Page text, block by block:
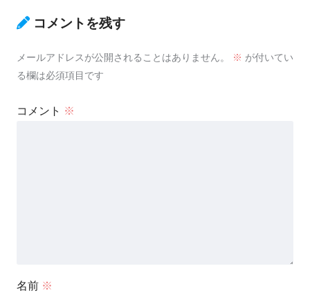
コメントを残す
メールアドレスが公開されることはありません。 ※ が付いてい
る欄は必須項目です
コメント ※
名前 ※